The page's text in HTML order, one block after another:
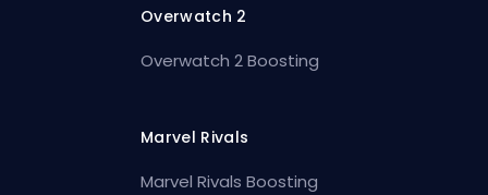
Overwatch 2
Overwatch 2 Boosting
Marvel Rivals
Marvel Rivals Boosting